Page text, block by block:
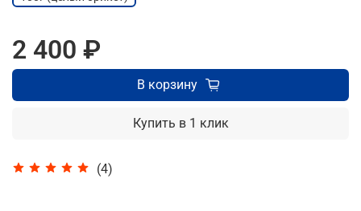
(4)
2 400 ₽
В корзину
Купить в 1 клик